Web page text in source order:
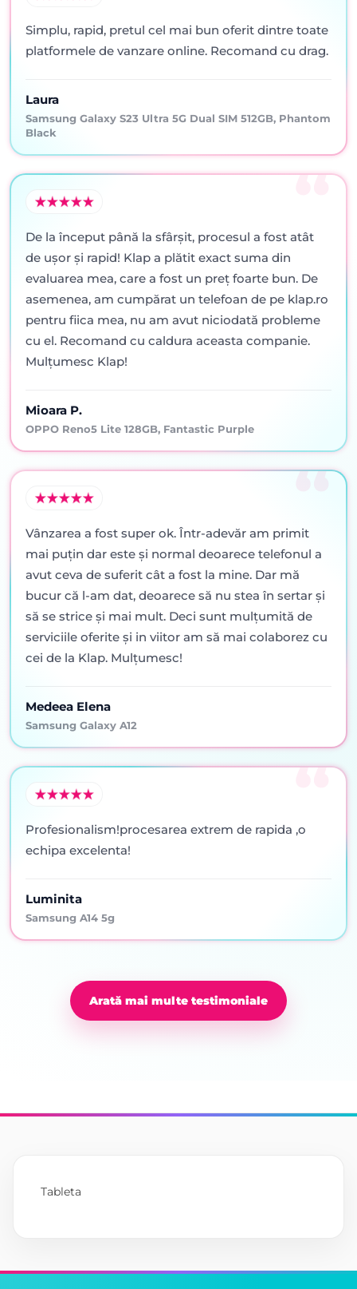
Simplu, rapid, pretul cel mai bun oferit dintre toate
platformele de vanzare online. Recomand cu drag.
Laura
Samsung Galaxy S23 Ultra 5G Dual SIM 512GB, Phantom
Black
De la început până la sfârșit, procesul a fost atât
de ușor și rapid! Klap a plătit exact suma din
evaluarea mea, care a fost un preț foarte bun. De
asemenea, am cumpărat un telefoan de pe klap.ro
pentru fiica mea, nu am avut niciodată probleme
cu el. Recomand cu caldura aceasta companie.
Mulțumesc Klap!
Mioara P.
OPPO Reno5 Lite 128GB, Fantastic Purple
Vânzarea a fost super ok. Într-adevăr am primit
mai puţin dar este şi normal deoarece telefonul a
avut ceva de suferit cât a fost la mine. Dar mă
bucur că l-am dat, deoarece să nu stea în sertar şi
să se strice şi mai mult. Deci sunt mulţumită de
serviciile oferite şi in viitor am să mai colaborez cu
cei de la Klap. Mulţumesc!
Medeea Elena
Samsung Galaxy A12
Profesionalism!procesarea extrem de rapida ,o
echipa excelenta!
Luminita
Samsung A14 5g
Arată mai multe testimoniale
Tableta